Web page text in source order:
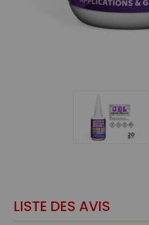
LISTE DES AVIS